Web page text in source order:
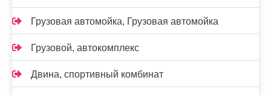
Грузовая автомойка, Грузовая автомойка
Грузовой, автокомплекс
Двина, спортивный комбинат